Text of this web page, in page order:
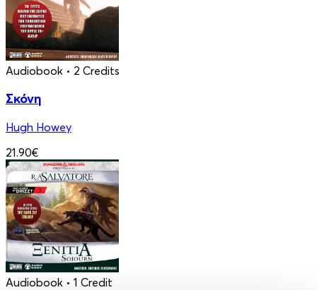
Audiobook • 2 Credits
Σκόνη
Hugh Howey
21.90€
Audiobook • 1 Credit